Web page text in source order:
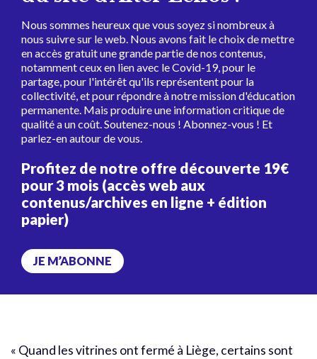
« Quand les vitrines ont fermé à Liège, certains sont
Nous sommes heureux que vous soyez si nombreux à
nous suivre sur le web. Nous avons fait le choix de mettre
en accès gratuit une grande partie de nos contenus,
notamment ceux en lien avec le Covid-19, pour le
partage, pour l'intérêt qu'ils représentent pour la
collectivité, et pour répondre à notre mission d'éducation
permanente. Mais produire une information critique de
qualité a un coût. Soutenez-nous ! Abonnez-vous ! Et
parlez-en autour de vous.
Profitez de notre offre découverte 19€
pour 3 mois (accès web aux
contenus/archives en ligne + édition
papier)
JE M’ABONNE